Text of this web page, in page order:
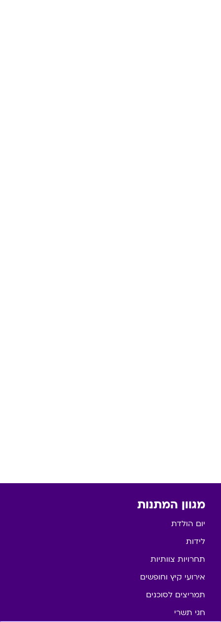
מגוון המתנות
יום הולדת
לידות
תחרויות צוותיות
אירועי קיץ וחופשים
תמריצים לסוכנים
חגי תשרי